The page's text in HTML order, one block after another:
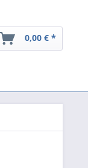
0,00 € *